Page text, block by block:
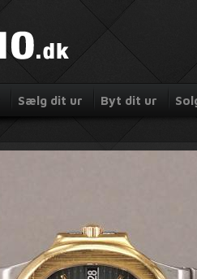
Sælg dit ur Byt dit ur